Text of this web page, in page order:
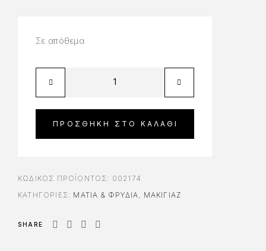
Σε απόθεμα
ΠΡΟΣΘΉΚΗ ΣΤΟ ΚΑΛΆΘΙ
ΚΩΔΙΚΌΣ ΠΡΟΪΌΝΤΟΣ: 002174
ΚΑΤΗΓΟΡΊΕΣ: ΜΆΤΙΑ & ΦΡΎΔΙΑ ΜΑΚΙΓΙΑΖ
SHARE